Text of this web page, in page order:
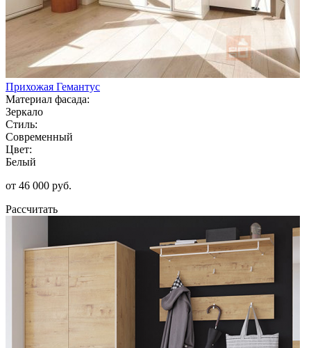
Прихожая Гемантус
Материал фасада:
Зеркало
Стиль:
Современный
Цвет:
Белый
от 46 000 руб.
Рассчитать